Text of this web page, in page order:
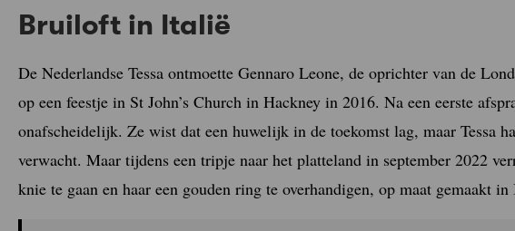
Bruiloft in Italië
De Nederlandse Tessa ontmoette Gennaro Leone, de oprichter van de
op een feestje in St John’s Church in Hackney in 2016. Na een eerste
onafscheidelijk. Ze wist dat een huwelijk in de toekomst lag, maar Tessa
verwacht. Maar tijdens een tripje naar het platteland in september 2022
knie te gaan en haar een gouden ring te overhandigen, op maat gemaakt in